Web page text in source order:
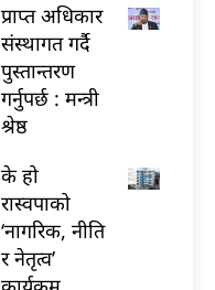
प्राप्त अधिकार
संस्थागत गर्दै
पुस्तान्तरण
गर्नुपर्छ : मन्त्री
श्रेष्ठ
के हो
रास्वपाको
‘नागरिक, नीति
र नेतृत्व’